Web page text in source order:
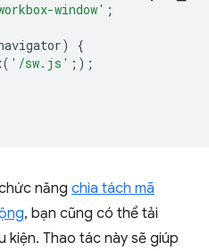
window' ;
)
{
( '/sw.js' ; );
năng chia tách mã
, bạn cũng có thể tải
kiện. Thao tác này sẽ giúp